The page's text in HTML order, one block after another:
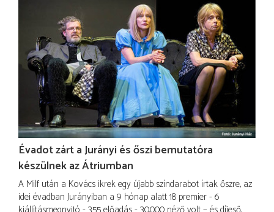
Évadot zárt a Jurányi és őszi bemutatóra
készülnek az Átriumban
A Milf után a Kovács ikrek egy újabb színdarabot írtak őszre, az
idei évadban Jurányiban a 9 hónap alatt 18 premier - 6